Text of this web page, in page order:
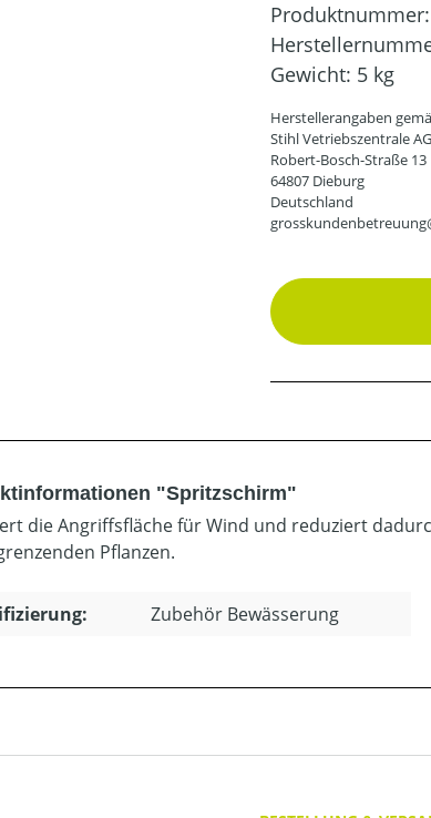
Produktnummer:
Gewicht: 5 kg
Herstellerangaben
Stihl Vetriebszentrale
Robert-Bosch-Straße 13
64807 Dieburg
Deutschland
"Spritzschirm"
die Angriffsfläche für Wind und reduziert
Pflanzen.
Zubehör Bewässerung